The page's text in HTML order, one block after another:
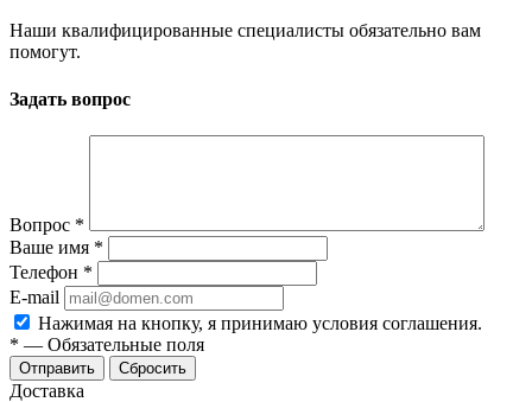
Наши квалифицированные специалисты обязательно вам
помогут.
Задать вопрос
Вопрос *
Ваше имя *
Телефон *
E-mail
Нажимая на кнопку, я принимаю условия соглашения.
* — Обязательные поля
Отправить Сбросить
Доставка